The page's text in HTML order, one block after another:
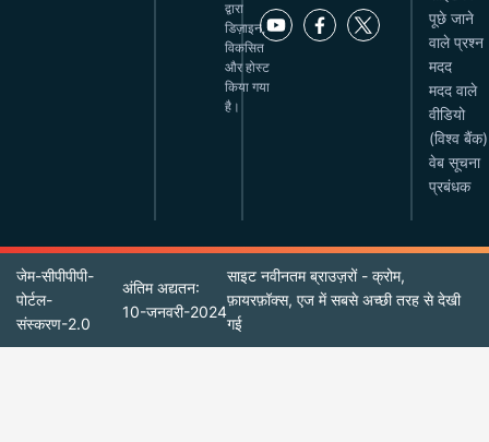
द्वारा
डिज़ाइन,
विकसित
और होस्ट
किया गया
है।
पूछे जाने
वाले प्रश्न
मदद
मदद वाले
वीडियो
(विश्व बैंक)
वेब सूचना
प्रबंधक
जेम-सीपीपीपी-
पोर्टल-
संस्करण-2.0
अंतिम अद्यतन:
10-जनवरी-2024
साइट नवीनतम ब्राउज़रों - क्रोम,
फ़ायरफ़ॉक्स, एज में सबसे अच्छी तरह से देखी
गई